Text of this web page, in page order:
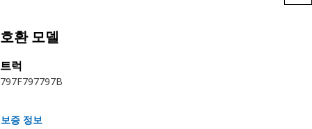
호환 모델
트럭
797F797797B
보증 정보